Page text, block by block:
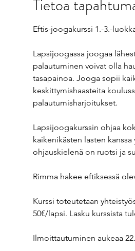
Tietoa
Eftis-joogakurssi 1.-3.-
Lapsijoogassa joogaa
palautuminen voivat olla
tasapainoa. Jooga sopii
keskittymishaasteita
palautumisharjoitukset.
Lapsijoogakurssin ohjaa
kaikenikästen lasten
ohjauskielenä on ruotsi ja
Rimma hakee eftiksessä
Kurssi toteutetaan
50€/lapsi. Lasku kurssista
Ilmoittautuminen aukeaa